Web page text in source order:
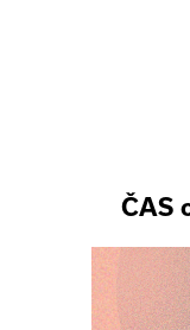
ČAS